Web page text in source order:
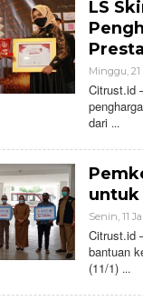
LS
Minggu, 21
Citrust.id
dari
untuk
Senin, 11
Citrust.id
bantuan
(11/1)